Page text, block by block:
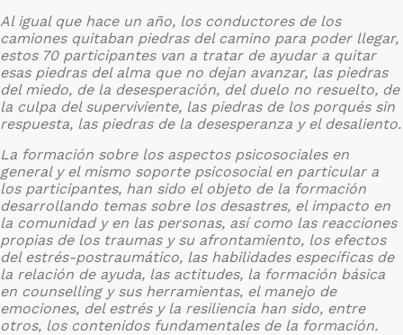
Al igual que hace un año, los conductores de los
camiones quitaban piedras del camino para poder llegar,
estos 70 participantes van a tratar de ayudar a quitar
esas piedras del alma que no dejan avanzar, las piedras
del miedo, de la desesperación, del duelo no resuelto, de
la culpa del superviviente, las piedras de los porqués sin
respuesta, las piedras de la desesperanza y el desaliento.
La formación sobre los aspectos psicosociales en
general y el mismo soporte psicosocial en particular a
los participantes, han sido el objeto de la formación
desarrollando temas sobre los desastres, el impacto en
la comunidad y en las personas, así como las reacciones
propias de los traumas y su afrontamiento, los efectos
del estrés-postraumático, las habilidades específicas de
la relación de ayuda, las actitudes, la formación básica
en counselling y sus herramientas, el manejo de
emociones, del estrés y la resiliencia han sido, entre
otros, los contenidos fundamentales de la formación.